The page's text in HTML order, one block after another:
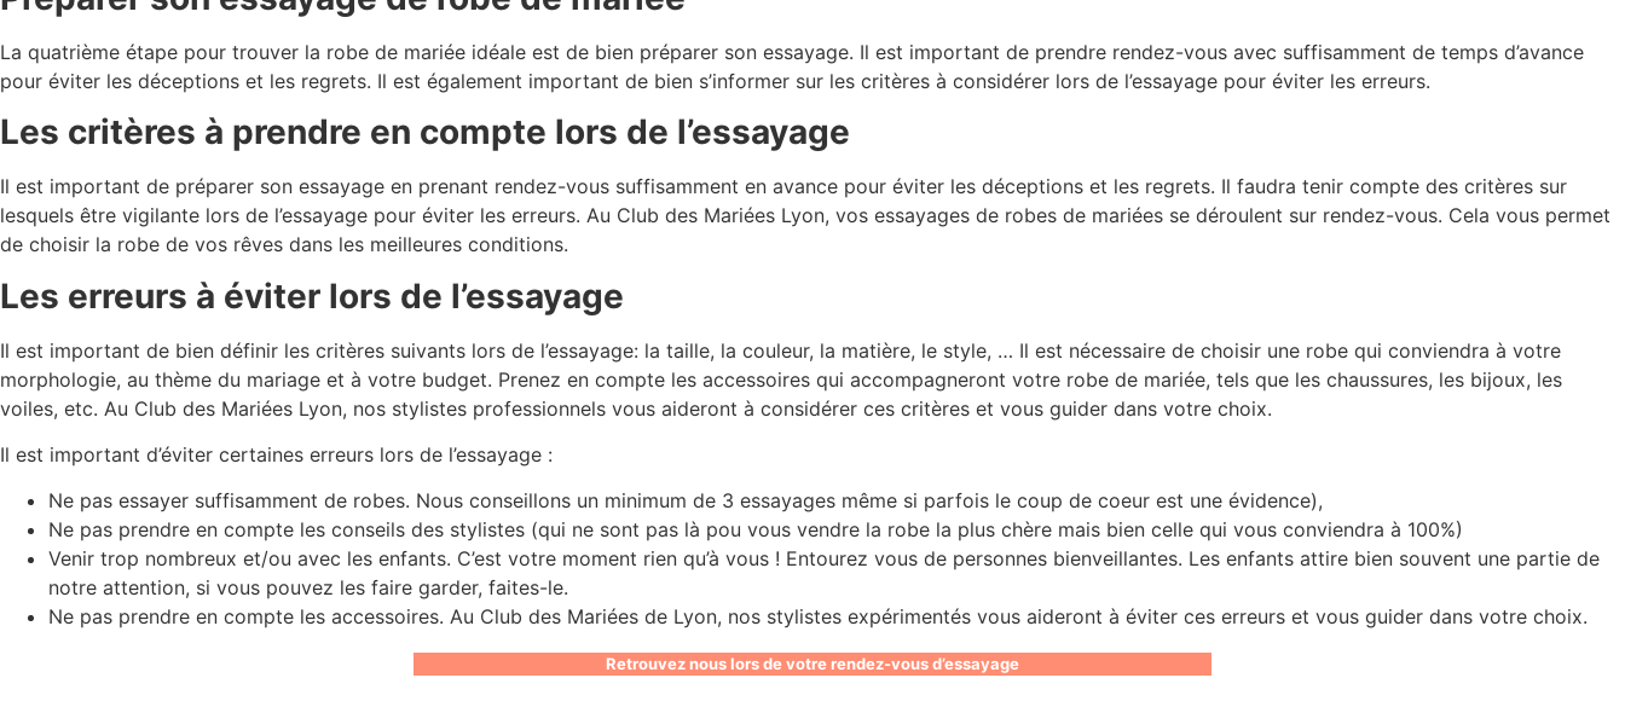
La quatrième étape pour trouver la robe de mariée idéale est de bien préparer son essayage. Il est important de prendre rendez-vous avec suffisamment de temps d’avance
pour éviter les déceptions et les regrets. Il est également important de bien s’informer sur les critères à considérer lors de l’essayage pour éviter les erreurs.
Les critères à prendre en compte lors de l’essayage
Il est important de préparer son essayage en prenant rendez-vous suffisamment en avance pour éviter les déceptions et les regrets. Il faudra tenir compte des critères sur
lesquels être vigilante lors de l’essayage pour éviter les erreurs. Au Club des Mariées Lyon, vos essayages de robes de mariées se déroulent sur rendez-vous. Cela vous permet
de choisir la robe de vos rêves dans les meilleures conditions.
Les erreurs à éviter lors de l’essayage
Il est important de bien définir les critères suivants lors de l’essayage: la taille, la couleur, la matière, le style, … Il est nécessaire de choisir une robe qui conviendra à votre
morphologie, au thème du mariage et à votre budget. Prenez en compte les accessoires qui accompagneront votre robe de mariée, tels que les chaussures, les bijoux, les
voiles, etc. Au Club des Mariées Lyon, nos stylistes professionnels vous aideront à considérer ces critères et vous guider dans votre choix.
Il est important d’éviter certaines erreurs lors de l’essayage :
Ne pas essayer suffisamment de robes. Nous conseillons un minimum de 3 essayages même si parfois le coup de coeur est une évidence),
Ne pas prendre en compte les conseils des stylistes (qui ne sont pas là pou vous vendre la robe la plus chère mais bien celle qui vous conviendra à 100%)
Venir trop nombreux et/ou avec les enfants. C’est votre moment rien qu’à vous ! Entourez vous de personnes bienveillantes. Les enfants attire bien souvent une partie de
notre attention, si vous pouvez les faire garder, faites-le.
Ne pas prendre en compte les accessoires. Au Club des Mariées de Lyon, nos stylistes expérimentés vous aideront à éviter ces erreurs et vous guider dans votre choix.
Retrouvez nous lors de votre rendez-vous d’essayage